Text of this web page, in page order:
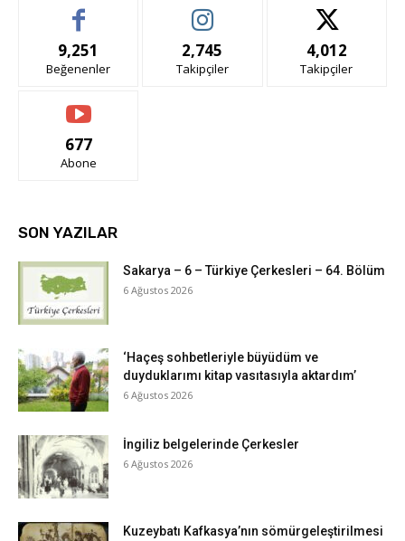
9,251
Beğenenler
2,745
Takipçiler
4,012
Takipçiler
677
Abone
SON YAZILAR
Sakarya – 6 – Türkiye Çerkesleri – 64. Bölüm
6 Ağustos 2026
‘Haçeş sohbetleriyle büyüdüm ve
duyduklarımı kitap vasıtasıyla aktardım’
6 Ağustos 2026
İngiliz belgelerinde Çerkesler
6 Ağustos 2026
Kuzeybatı Kafkasya’nın sömürgeleştirilmesi